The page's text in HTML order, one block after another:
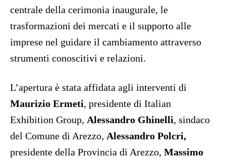
centrale della cerimonia inaugurale, le
trasformazioni dei mercati e il supporto alle
imprese nel guidare il cambiamento attraverso
strumenti conoscitivi e relazioni.
L’apertura è stata affidata agli interventi di
Maurizio Ermeti, presidente di Italian
Exhibition Group, Alessandro Ghinelli, sindaco
del Comune di Arezzo, Alessandro Polcri,
presidente della Provincia di Arezzo, Massimo